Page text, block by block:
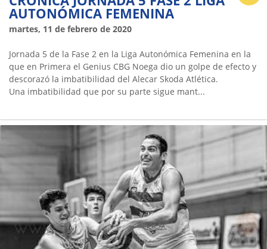
AUTONÓMICA FEMENINA
martes, 11 de febrero de 2020
Jornada 5 de la Fase 2 en la Liga Autonómica Femenina en la
que en Primera el Genius CBG Noega dio un golpe de efecto y
descorazó la imbatibilidad del Alecar Skoda Atlética.
Una imbatibilidad que por su parte sigue mant...